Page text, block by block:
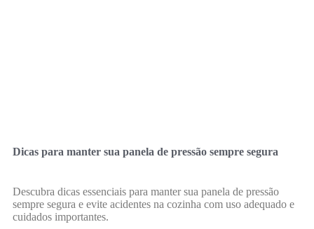
Dicas para manter sua panela de pressão sempre segura
Descubra dicas essenciais para manter sua panela de pressão
sempre segura e evite acidentes na cozinha com uso adequado e
cuidados importantes.